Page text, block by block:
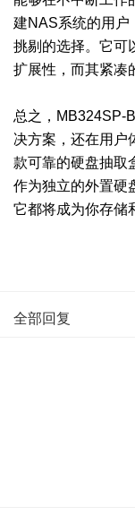
建NAS系统的用户
挑剔的选择。它可
扩展性，而其紧凑
总之，MB324SP-
决方案，还在用户
款可靠的硬盘抽取
作为独立的外置硬
它都将成为你存储
全部回复